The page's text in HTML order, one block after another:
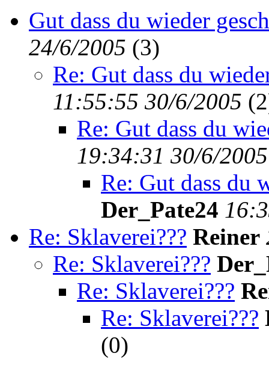
Gut dass du wieder
24/6/2005 (3)
Re: Gut dass du
11:55:55 30/6/2005 (
Re: Gut dass du
19:34:31 30/6/2005
Re: Gut dass du
Der_Pate24
Re: Sklaverei??? Reiner
Re: Sklaverei???
Re: Sklaverei???
Re: Sklaverei???
(0)